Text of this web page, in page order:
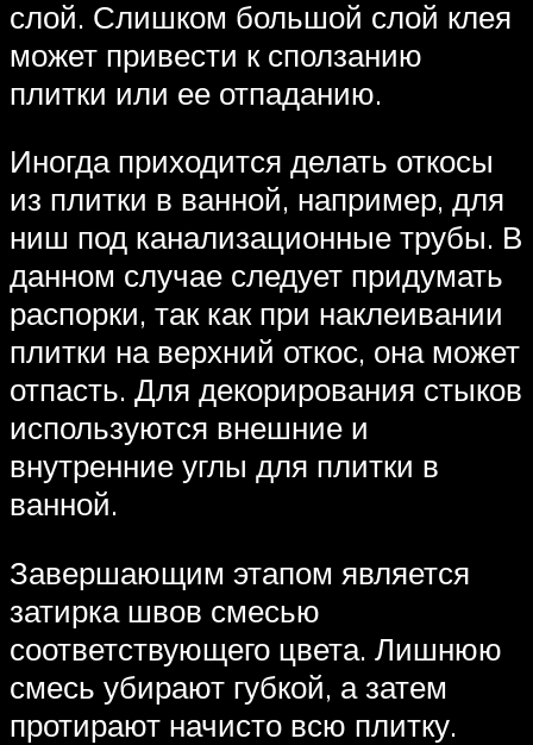
слой. Слишком большой слой клея
может привести к сползанию
плитки или ее отпаданию.
Иногда приходится делать откосы
из плитки в ванной, например, для
ниш под канализационные трубы. В
данном случае следует придумать
распорки, так как при наклеивании
плитки на верхний откос, она может
отпасть. Для декорирования стыков
используются внешние и
внутренние углы для плитки в
ванной.
Завершающим этапом является
затирка швов смесью
соответствующего цвета. Лишнюю
смесь убирают губкой, а затем
протирают начисто всю плитку.